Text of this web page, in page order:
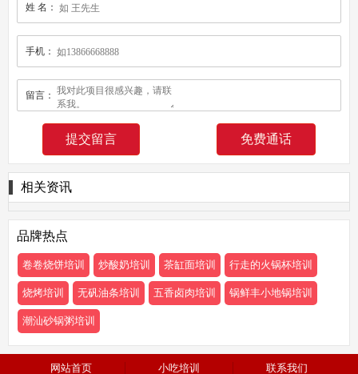
姓 名：
手机：
留言：
免费通话
相关资讯
品牌热点
卷卷烧饼培训 炒酸奶培训 茶缸面培训 行走的火锅杯培训
烧烤培训 无矾油条培训 五香卤肉培训 锅鲜丰小地锅培训
潮汕砂锅粥培训
网站首页 小吃培训 联系我们